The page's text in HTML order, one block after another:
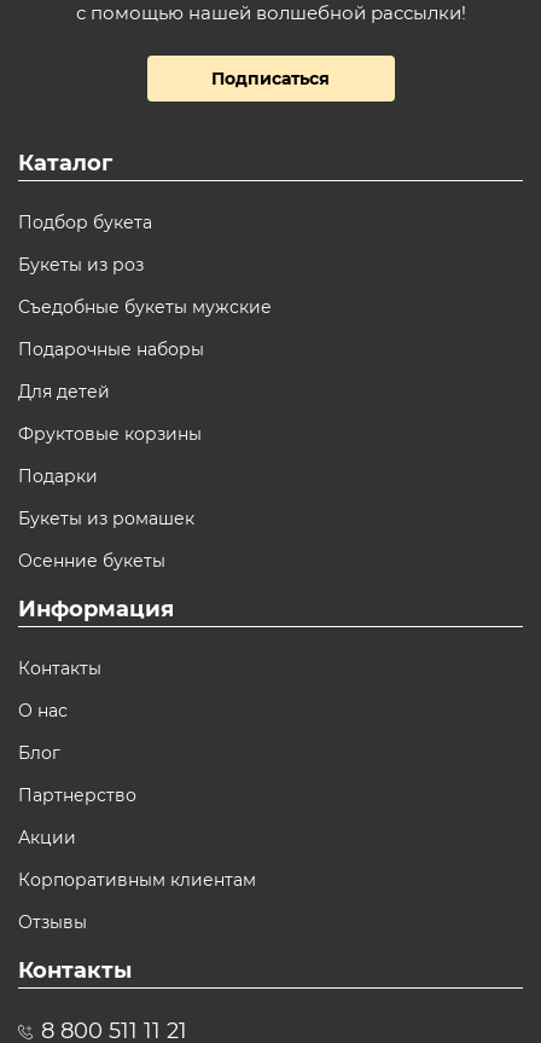
с помощью нашей волшебной рассылки!
Подписаться
Каталог
Подбор букета
Букеты из роз
Съедобные букеты мужские
Подарочные наборы
Для детей
Фруктовые корзины
Подарки
Букеты из ромашек
Осенние букеты
Информация
Контакты
О нас
Блог
Партнерство
Акции
Корпоративным клиентам
Отзывы
Контакты
8 800 511 11 21